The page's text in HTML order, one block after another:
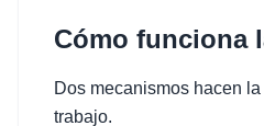
Cómo funciona
Dos mecanismos hacen la
trabajo.